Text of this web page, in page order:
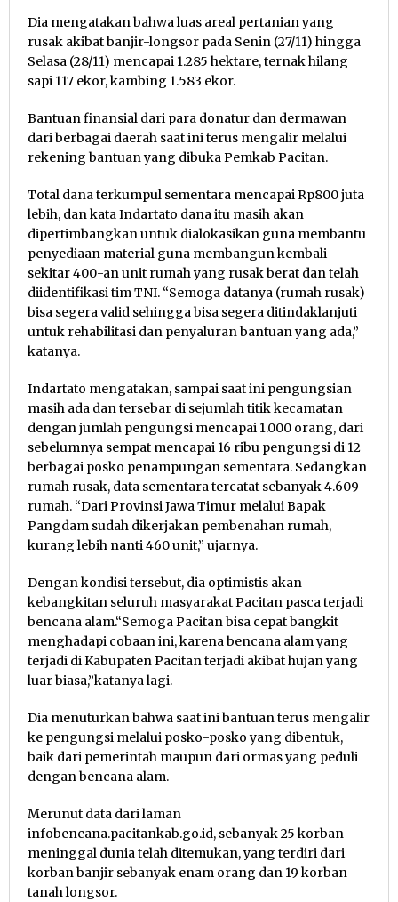
Dia mengatakan bahwa luas areal pertanian yang
rusak akibat banjir-longsor pada Senin (27/11) hingga
Selasa (28/11) mencapai 1.285 hektare, ternak hilang
sapi 117 ekor, kambing 1.583 ekor.
Bantuan finansial dari para donatur dan dermawan
dari berbagai daerah saat ini terus mengalir melalui
rekening bantuan yang dibuka Pemkab Pacitan.
Total dana terkumpul sementara mencapai Rp800 juta
lebih, dan kata Indartato dana itu masih akan
dipertimbangkan untuk dialokasikan guna membantu
penyediaan material guna membangun kembali
sekitar 400-an unit rumah yang rusak berat dan telah
diidentifikasi tim TNI. “Semoga datanya (rumah rusak)
bisa segera valid sehingga bisa segera ditindaklanjuti
untuk rehabilitasi dan penyaluran bantuan yang ada,”
katanya.
Indartato mengatakan, sampai saat ini pengungsian
masih ada dan tersebar di sejumlah titik kecamatan
dengan jumlah pengungsi mencapai 1.000 orang, dari
sebelumnya sempat mencapai 16 ribu pengungsi di 12
berbagai posko penampungan sementara. Sedangkan
rumah rusak, data sementara tercatat sebanyak 4.609
rumah. “Dari Provinsi Jawa Timur melalui Bapak
Pangdam sudah dikerjakan pembenahan rumah,
kurang lebih nanti 460 unit,” ujarnya.
Dengan kondisi tersebut, dia optimistis akan
kebangkitan seluruh masyarakat Pacitan pasca terjadi
bencana alam.“Semoga Pacitan bisa cepat bangkit
menghadapi cobaan ini, karena bencana alam yang
terjadi di Kabupaten Pacitan terjadi akibat hujan yang
luar biasa,”katanya lagi.
Dia menuturkan bahwa saat ini bantuan terus mengalir
ke pengungsi melalui posko-posko yang dibentuk,
baik dari pemerintah maupun dari ormas yang peduli
dengan bencana alam.
Merunut data dari laman
infobencana.pacitankab.go.id, sebanyak 25 korban
meninggal dunia telah ditemukan, yang terdiri dari
korban banjir sebanyak enam orang dan 19 korban
tanah longsor.